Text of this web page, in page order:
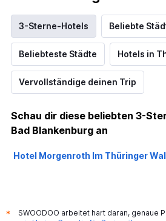
3-Sterne-Hotels Beliebte
Beliebteste Städte Hotels in
Vervollständige deinen Trip
Schau dir diese beliebten 3-
Bad Blankenburg an
Hotel Morgenroth Im Thüringer
*
SWOODOO arbeitet hart daran, genaue